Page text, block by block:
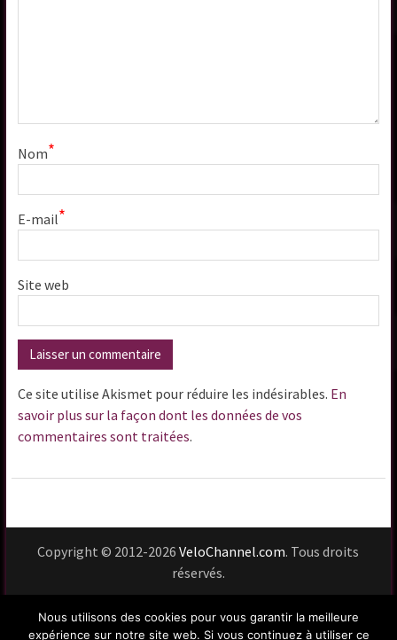
Nom*
E-mail*
Site web
Ce site utilise Akismet pour réduire les indésirables. En
savoir plus sur la façon dont les données de vos
commentaires sont traitées.
Copyright © 2012-2026VeloChannel.com. Tous droits
réservés.
Contact
Nous utilisons des cookies pour vous garantir la meilleure
expérience sur notre site web. Si vous continuez à utiliser ce